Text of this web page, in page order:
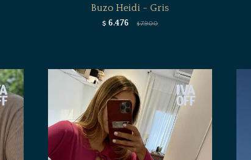
Buzo Heidi - Gris
$ 6.476 $ 7.900